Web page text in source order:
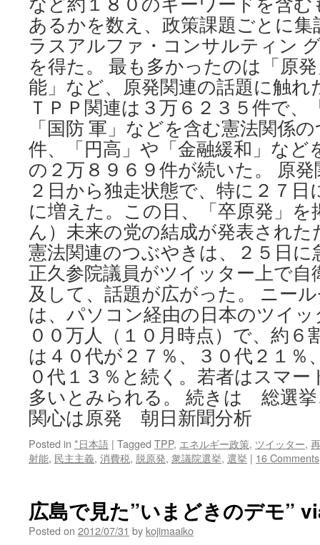
新
聞
あるかを数え、政策課題ごとに
ラスアルファ・コンサルティン
を得た。 最も多かったのは「原
能」など、原発関連の話題に触れ
ＴＰＰ関連は３万６２３５件で、
「国防 軍」などを含む憲法関係
件、「円高」や「金融緩和」など
の２万８９６９件が続いた。 原
２日から独走状態で、特に２７
に増えた。この日、「卒原発」
ん）未来の党の結成が発表され
憲法関連のつぶやきは、２５日に
正久参院議員がツイッター上で自
及して、話題が広がった。 ニー
は、パソコン経由の日本のツイ
００万人（１０月時点）で、約６
は４０代が２７％、３０代２１％
０代１３％と続く。若者はスマ
多いとみられる。 続きは 総選
関心は原発 朝日新聞分析
Posted in *日本語 | Tagged TPP, エネルギー政策, ツイッター,
射能, 民主主義, 消費税, 脱原発, 衆議院選挙, 選挙 | 16 Comments
広島で見た”いまどきのデモ”
Posted on 2012/07/31 by kojimaaiko